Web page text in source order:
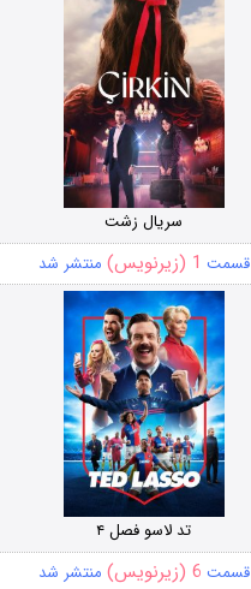
سریال زشت
قسمت 1 (زیرنویس) منتشر شد
تد لاسو فصل ۴
قسمت 6 (زیرنویس) منتشر شد